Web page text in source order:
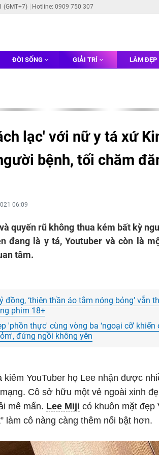
(GMT+7) Hotline: 0909 750 307
ĐỜI SỐNG GIẢI TRÍ LÀM ĐẸP
lạc' với nữ y tá xứ
bệnh, tối chăm
06:09
quyến rũ không thua kém bất kỳ
đang là y tá, Youtuber và còn là
tâm.
đồng, ‘thiên thần áo tắm nóng bỏng’ vẫn
phim 18+
'phồn thực' cùng vòng ba ‘ngoại cỡ’
đứng ngồi không yên
kiêm YouTuber họ Lee nhận được
Cô sở hữu một vẻ ngoài xinh
mê mẩn. Lee Miji có khuôn mặt đẹp
làm cô nàng càng thêm nổi bật hơn.